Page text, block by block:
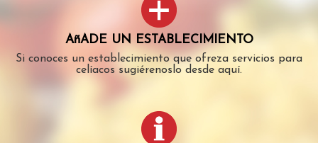
AñADE UN ESTABLECIMIENTO
Si conoces un establecimiento que ofreza servicios para
celíacos sugiérenoslo desde aquí.